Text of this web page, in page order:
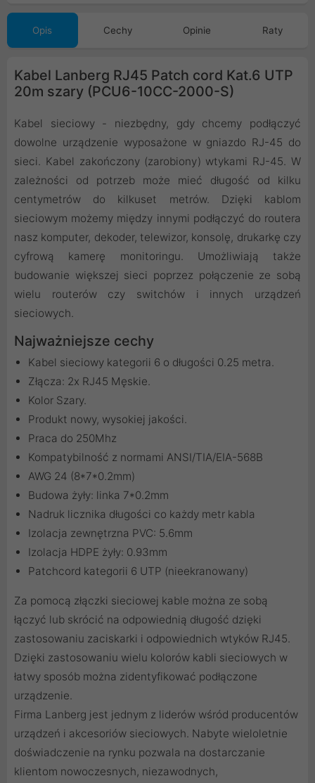
Opis Cechy Opinie Raty
Kabel Lanberg RJ45 Patch cord Kat.6 UTP
20m szary (PCU6-10CC-2000-S)
Kabel sieciowy - niezbędny, gdy chcemy podłączyć
dowolne urządzenie wyposażone w gniazdo RJ-45 do
sieci. Kabel zakończony (zarobiony) wtykami RJ-45. W
zależności od potrzeb może mieć długość od kilku
centymetrów do kilkuset metrów. Dzięki kablom
sieciowym możemy między innymi podłączyć do routera
nasz komputer, dekoder, telewizor, konsolę, drukarkę czy
cyfrową kamerę monitoringu. Umożliwiają także
budowanie większej sieci poprzez połączenie ze sobą
wielu routerów czy switchów i innych urządzeń
sieciowych.
Najważniejsze cechy
Kabel sieciowy kategorii 6 o długości 0.25 metra.
Złącza: 2x RJ45 Męskie.
Kolor Szary.
Produkt nowy, wysokiej jakości.
Praca do 250Mhz
Kompatybilność z normami ANSI/TIA/EIA-568B
AWG 24 (8*7*0.2mm)
Budowa żyły: linka 7*0.2mm
Nadruk licznika długości co każdy metr kabla
Izolacja zewnętrzna PVC: 5.6mm
Izolacja HDPE żyły: 0.93mm
Patchcord kategorii 6 UTP (nieekranowany)
Za pomocą złączki sieciowej kable można ze sobą
łączyć lub skrócić na odpowiednią długość dzięki
zastosowaniu zaciskarki i odpowiednich wtyków RJ45.
Dzięki zastosowaniu wielu kolorów kabli sieciowych w
łatwy sposób można zidentyfikować podłączone
urządzenie.
Firma Lanberg jest jednym z liderów wśród producentów
urządzeń i akcesoriów sieciowych. Nabyte wieloletnie
doświadczenie na rynku pozwala na dostarczanie
klientom nowoczesnych, niezawodnych,